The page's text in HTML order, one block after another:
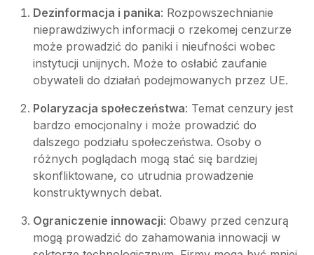
Dezinformacja i panika: Rozpowszechnianie
nieprawdziwych informacji o rzekomej cenzurze
może prowadzić do paniki i nieufności wobec
instytucji unijnych. Może to osłabić zaufanie
obywateli do działań podejmowanych przez UE.
Polaryzacja społeczeństwa: Temat cenzury jest
bardzo emocjonalny i może prowadzić do
dalszego podziału społeczeństwa. Osoby o
różnych poglądach mogą stać się bardziej
skonfliktowane, co utrudnia prowadzenie
konstruktywnych debat.
Ograniczenie innowacji: Obawy przed cenzurą
mogą prowadzić do zahamowania innowacji w